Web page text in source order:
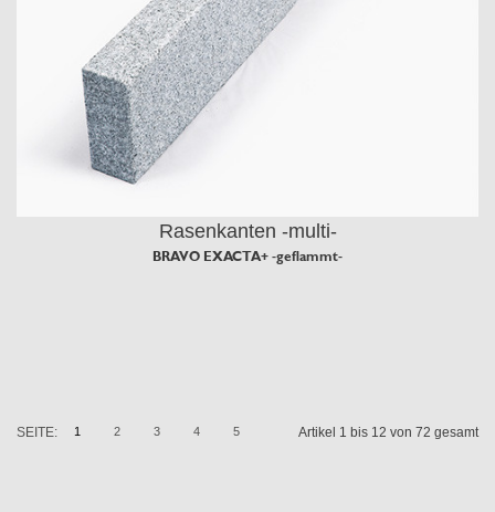
Rasenkanten -multi-
BRAVO EXACTA+ -geflammt-
Artikel 1 bis 12 von 72 gesamt
SEITE: 1 2 3 4 5